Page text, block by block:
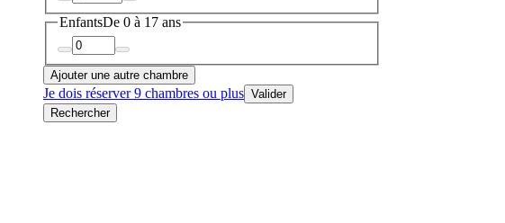
EnfantsDe 0 à 17 ans
Ajouter une autre chambre
Je dois réserver 9 chambres ou plus Valider
Rechercher